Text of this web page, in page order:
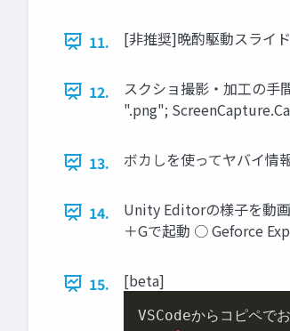
11. [非推奨]晩酌駆動スライ
12.
スクショ撮影・加工の
".png";
13. ボカしを使ってヤバイ
14.
Unity Editorの様子を動
＋Gで起動 ○ Geforce
15. [beta]